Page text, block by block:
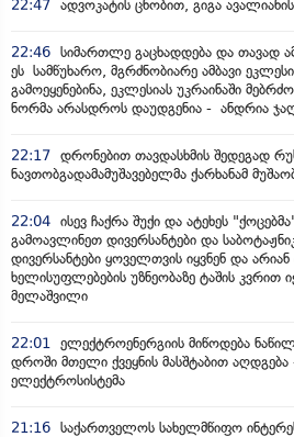
22:47 ადვოკატის ცნობით, გიგა ავალიანის
22:46 სიმართლე გაცხადდება და თავად
ეს სამწუხარო, მგრძნობიარე ამბავი
გამოეყენებინა, ეკლესიას უკრაინაში
ნორმა არასდროს დაუდგენია - ანდრია
22:17 დრონებით თავდასხმის შედეგად
ნავთობგადამამუშავებელმა ქარხანამ
22:04 ისევ ჩაქრა შუქი და ატეხეს
გამოავლინეთ დივერსანტები და
დივერსანტები ყოველთვის იყვნენ და
ხელისუფლებების უზნეობაზე ტაშის
მელაშვილი
22:01 ელექტროენერგიის მიწოდება
დროში მთელი ქვეყნის მასშტაბით
ელექტროსისტემა
21:16 საქართველოს სახელმწიფო